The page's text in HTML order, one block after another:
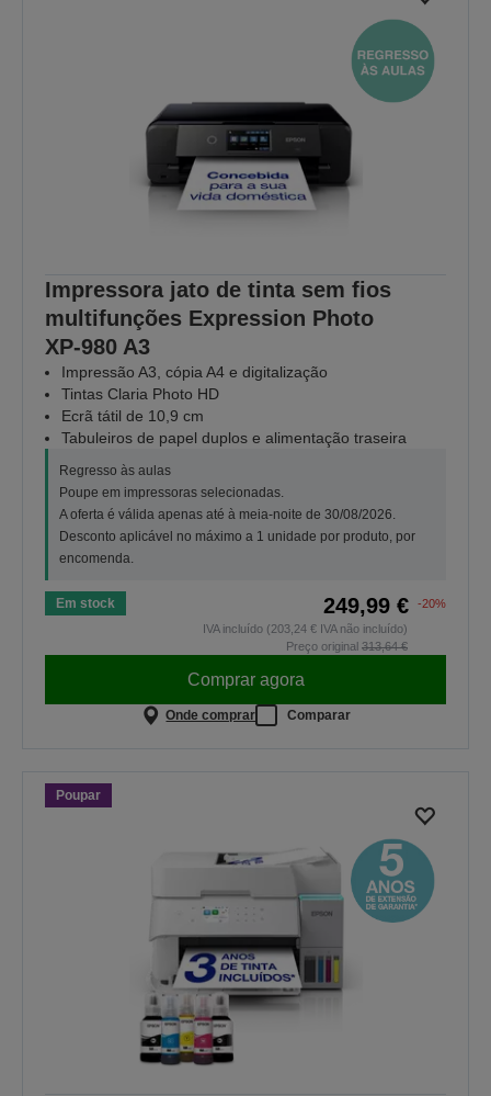
Impressora jato de tinta sem fios
multifunções Expression Photo
XP‑980 A3
Impressão A3, cópia A4 e digitalização
Tintas Claria Photo HD
Ecrã tátil de 10,9 cm
Tabuleiros de papel duplos e alimentação traseira
Regresso às aulas
Poupe em impressoras selecionadas.
A oferta é válida apenas até à meia-noite de 30/08/2026.
Desconto aplicável no máximo a 1 unidade por produto, por
encomenda.
Em stock 249,99 €
-20%
IVA incluído (203,24 € IVA não incluído)
Preço original 313,64 €
Comprar agora
Onde comprar Comparar
Poupar